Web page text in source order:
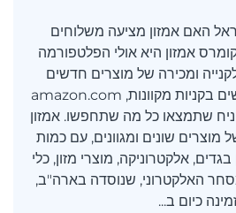
האם אמזון מציעה משלוחים
אמזון היא אולי הפלטפורמה
ומכירה של מוצרים חדשים
ומשומשים. לאלו החדשים בקניות מקוונות, amazon.com
שתמצאו כל מה שתחפשו. אמזון
שונים ומגוונים, עם כמות
אלקטרוניקה, מוצרי מזון, כלי
האלקטרוני, שנוסדה בארה"ב,
כיום ב...